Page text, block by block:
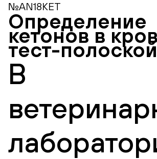
№AN18KET
Определение
кетонов в
тест-полоской
В